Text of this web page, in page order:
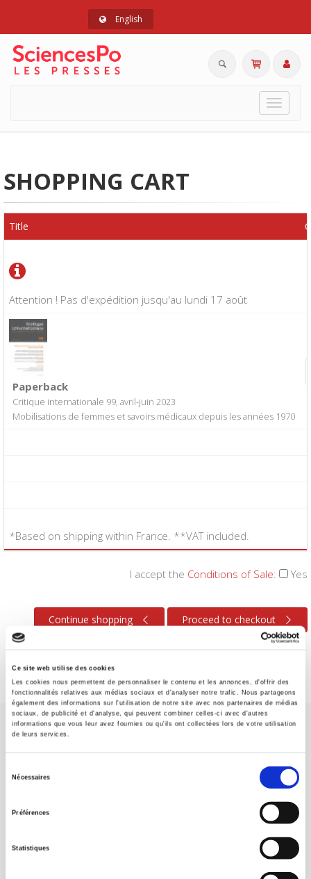
Ce site web utilise des cookies
Les cookies nous permettent de personnaliser le contenu et les annonces, d'offrir des
fonctionnalités relatives aux médias sociaux et d'analyser notre trafic. Nous partageons
également des informations sur l'utilisation de notre site avec nos partenaires de médias
sociaux, de publicité et d'analyse, qui peuvent combiner celles-ci avec d'autres
informations que vous leur avez fournies ou qu'ils ont collectées lors de votre utilisation
de leurs services.
Nécessaires
Préférences
Statistiques
English
Toggle
SHOPPING CART
Attention ! Pas d'expédition jusqu'au lundi 17 août
Title
Paperback
Critique internationale 99, avril-juin 2023
Mobilisations de femmes et savoirs médicaux depuis les années 1970
*Based on shipping within France. **VAT included.
I accept the Conditions of Sale: Yes
Continue shopping Proceed to checkout
SCIENCES PO UNIVERSITY PRESS has a threefold role: to publish
original research, to edit reference works for student use, and to
help public and political debate.